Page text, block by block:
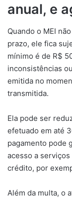
anual, e
Quando o MEI
prazo, ele fica
mínimo é de R$
inconsistências
emitida no
transmitida.
Ela pode ser
efetuado em até
pagamento pode
acesso a
crédito, por
Além da multa, o